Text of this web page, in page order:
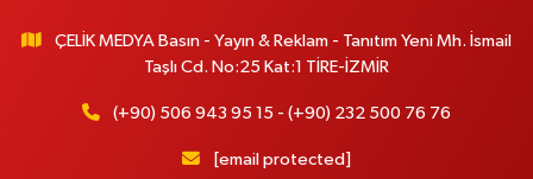
ÇELİK MEDYA Basın - Yayın & Reklam - Tanıtım Yeni Mh. İsmail
Taşlı Cd. No:25 Kat:1 TİRE-İZMİR
(+90) 506 943 95 15 - (+90) 232 500 76 76
[email protected]